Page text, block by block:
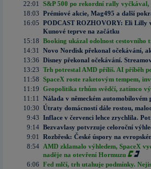
22:01
S&P 500 po rekordní rally vyčkával,
18:03 Prémiové akcie, Mag495 a další
16:05 PODCAST ROZHOVORY: Eli Lilly
Kunové teprve na začátku
15:18 Booking ukázal odolnost cestovního
14:31
Novo Nordisk překonal očekávání,
13:36 Disney překonal očekávání.
13:23 Trh potrestal AMD příliš. AI příběh
11:58 SpaceX roste raketovým tempem,
11:19 Geopolitika trhům svědčí, zatímco
11:11
Nálada v německém automobilovém
10:30 Útraty domácností dále rostou,
9:43 Inflace v červenci lehce zrychlila.
9:14 Bezvavlasy potvrzuje celoroční
9:01
Rozbřesk: České úspory na
8:54 AMD zklamalo výhledem, SpaceX
naděje na otevření Hormuzu
6:06 Fed mlčí, trh utahuje podmínky.